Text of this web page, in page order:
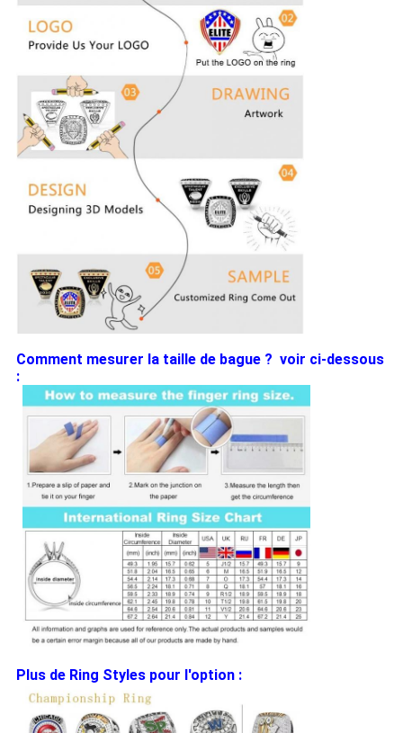
Comment mesurer la taille de bague ? voir ci-dessous
:
Plus de Ring Styles pour l'option :